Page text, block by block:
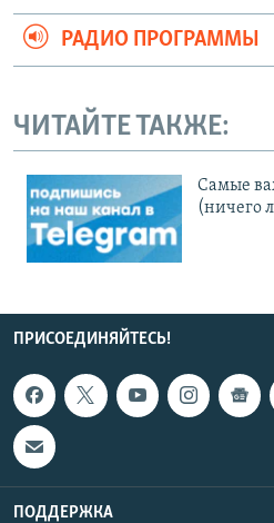
РАДИО ПРОГРАММЫ
ЧИТАЙТЕ ТАКЖЕ:
Cамые
(ничего
ПРИСОЕДИНЯЙТЕСЬ!
ПОДДЕРЖКА